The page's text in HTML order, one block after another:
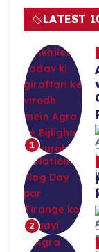
o
o
k
p
p
LATEST
1
2